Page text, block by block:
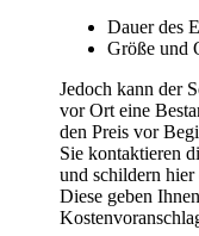
Dauer des
Größe und
Jedoch kann der
vor Ort eine
den Preis vor
Sie kontaktieren
und schildern
Diese geben